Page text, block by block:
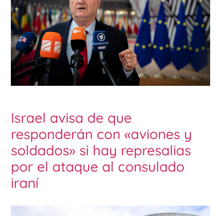
Israel avisa de que
responderán con «aviones y
soldados» si hay represalias
por el ataque al consulado
iraní